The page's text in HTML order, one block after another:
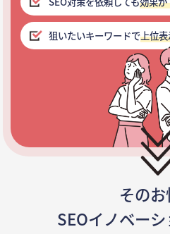
狙いたいキーワードで上位
その
SEOイノベーシ